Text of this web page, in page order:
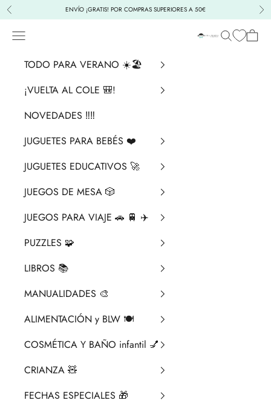
Ir al contenido
Anterior ENVÍO ¡GRATIS! POR COMPRAS SUPERIORES A 50€
La Chata
Menú BuscarCesta
TODO PARA VERANO ☀️🏖️
¡VUELTA AL COLE 🎒!
NOVEDADES ‼️​‼️​
JUGUETES PARA BEBÉS ❤️​
JUGUETES EDUCATIVOS 🚀
JUEGOS DE MESA 🎲
JUEGOS PARA VIAJE 🚗 🚆 ✈️
PUZZLES 🧩
LIBROS 📚​
MANUALIDADES 🎨​
ALIMENTACIÓN y BLW 🍽️
COSMÉTICA Y BAÑO infantil 💅
CRIANZA ​🧸​
FECHAS ESPECIALES 🎁